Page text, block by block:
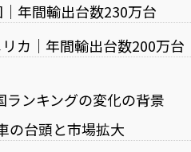
年間輸出台数230万台
カ｜年間輸出台数200万台
ランキングの変化の背景
の台頭と市場拡大